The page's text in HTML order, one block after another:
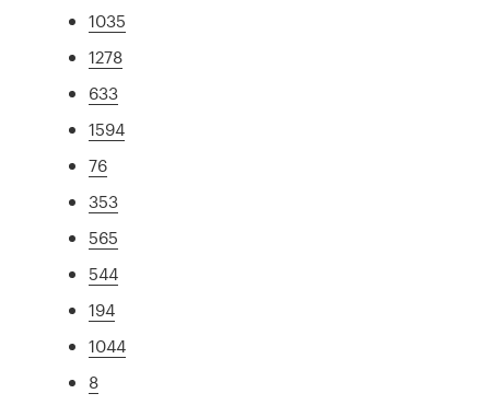
1035
1278
633
1594
76
353
565
544
194
1044
8